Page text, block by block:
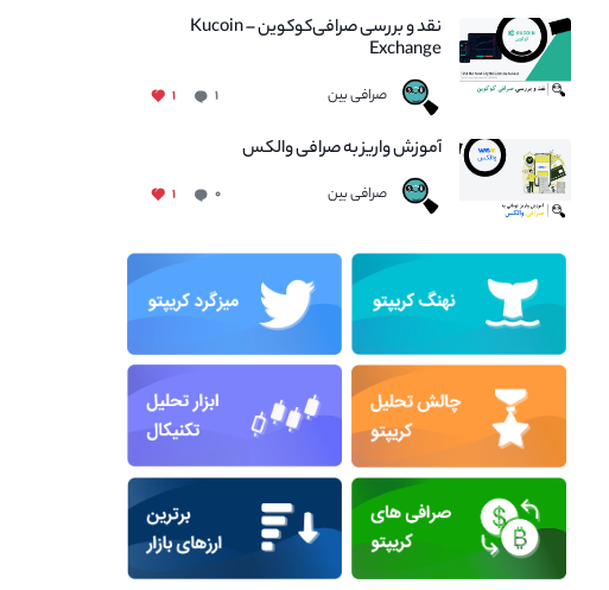
نقد و بررسی صرافی‌کوکوین – Kucoin
Exchange
صرافی بین ۱ ۱
آموزش واریز به صرافی والکس
صرافی بین ۰ ۱